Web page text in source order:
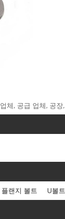
체, 공급 업체, 공
플랜지 볼트 U볼트